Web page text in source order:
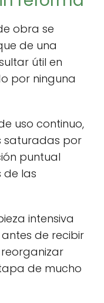
obra se
de una
útil en
por ninguna
uso continuo,
saturadas por
puntual
de las
intensiva
de recibir
de mucho